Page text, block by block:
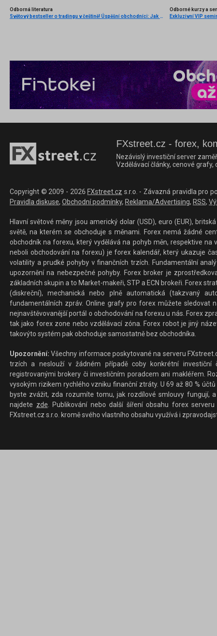
Odborná literatura
Světový bestseller o tradingu v češtině! Úspěšní obchodníci: Jak běžní lidé porážejí Wall Street v jeho vlastní hře
Odborné kurzy a
Exkluzivní VIP
FXstreet.cz - forex,
Nezávislý investiční server
Vzdělávací články, cenové
Copyright © 2009 - 2026 FXstreet.cz s.r.o. - Závazná pravidla pro
Pravidla diskuse, Obchodní podmínky, Reklama/Advertising, RSS,
Hlavní světové měny jsou americký dolar (USD), euro (EUR),
světě, na kterém se obchoduje s měnami. Forex nemá žádné
obchodník na forexu, který vydělává na pohyb měn, respektive
neboli obchodování na forexu) je forex kalendář, který ukazuje
volatility a prudké pohyby v finančních trzích. Fundamentální
upozornění na nebezpečné pohyby. Forex broker je
základních skupin a to Market-makeři, STP a ECN brokeři. Forex
(diskreční), mechanická nebo plně automatická (takzvaný
fundamentálních zpráv. Online grafy pro forex můžete sledovat
nejnavštěvovanější portál o obchodování na forexu u nás. Forex
tak jako forex zone nebo vzdělávací zóna. Forex robot je jiný
takovýto systém pak obchoduje samostatně bez obchodníka.
Upozornění: Všechny informace poskytované na serveru
trzích a neslouží v žádném případě coby konkrétní investiční
registrovanými brokery či investičním poradcem ani makléřem.
vysokým rizikem rychlého vzniku finanční ztráty. U 69 až 80 %
byste zvážit, zda rozumíte tomu, jak rozdílové smlouvy fungují,
najdete zde. Publikování nebo další šíření obsahu forex
FXstreet.cz s.r.o. kromě svého vlastního obsahu využívá i